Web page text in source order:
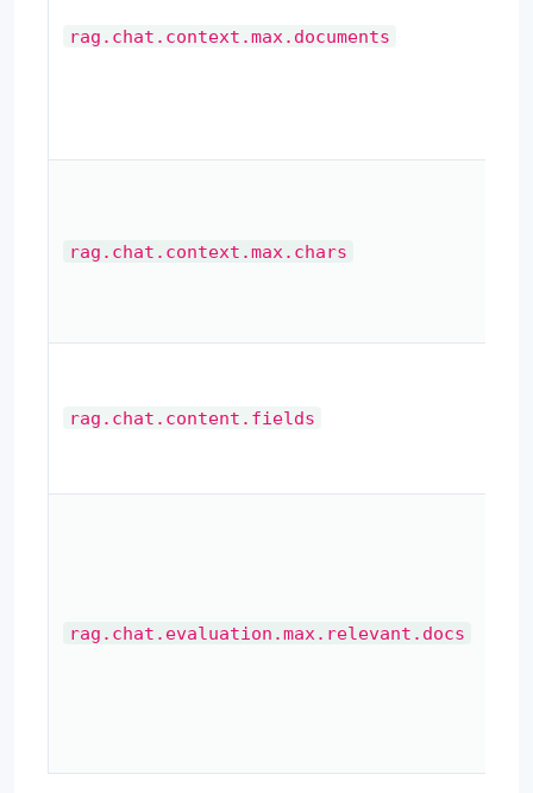
rag.chat.context.max.documents
rag.chat.context.max.chars
rag.chat.content.fields
rag.chat.evaluation.max.relevant.docs